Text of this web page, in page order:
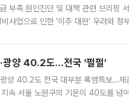
부족 원인진단 및 대책 관련 브리핑
사업으로 인한 '이주 대란' 우려와 정
광양 40.2도…전국 '펄펄'
양 40.2도 전국 대부분 폭염특보…체
속 서울 노원구의 기온이 40도를 넘